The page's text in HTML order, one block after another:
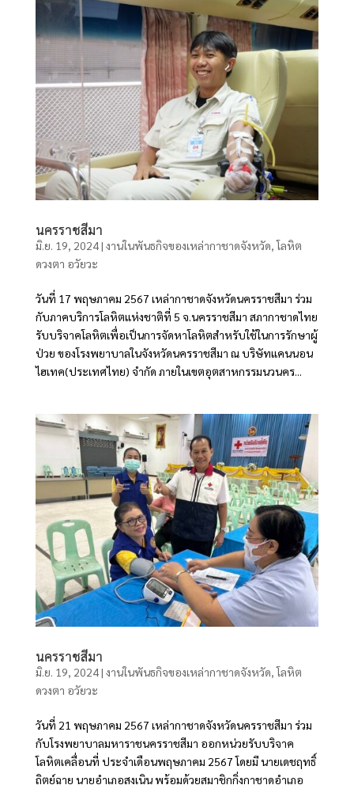
นครราชสีมา
มิ.ย. 19, 2024| งานในพันธกิจของเหล่ากาชาดจังหวัด,โลหิต
ดวงตา อวัยวะ
วันที่ 17 พฤษภาคม 2567 เหล่ากาชาดจังหวัดนครราชสีมา ร่วม
กับภาคบริการโลหิตแห่งชาติที่ 5 จ.นครราชสีมา สภากาชาดไทย
รับบริจาคโลหิตเพื่อเป็นการจัดหาโลหิตสำหรับใช้ในการรักษาผู้
ป่วย ของโรงพยาบาลในจังหวัดนครราชสีมา ณ บริษัทแคนนอน
ไฮเทค(ประเทศไทย) จำกัด ภายในเขตอุตสาหกรรมนวนคร...
นครราชสีมา
มิ.ย. 19, 2024| งานในพันธกิจของเหล่ากาชาดจังหวัด,โลหิต
ดวงตา อวัยวะ
วันที่ 21 พฤษภาคม 2567 เหล่ากาชาดจังหวัดนครราชสีมา ร่วม
กับโรงพยาบาลมหาราชนครราชสีมา ออกหน่วยรับบริจาค
โลหิตเคลื่อนที่ ประจำเดือนพฤษภาคม 2567 โดยมี นายเดชฤทธิ์
ถิตย์ฉาย นายอำเภอสูงเนิน พร้อมด้วยสมาชิกกิ่งกาชาดอำเภอ